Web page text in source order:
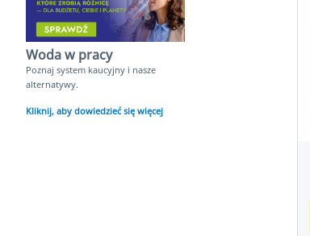
Woda w pracy
Poznaj system kaucyjny i nasze
alternatywy.
Kliknij, aby dowiedzieć się więcej